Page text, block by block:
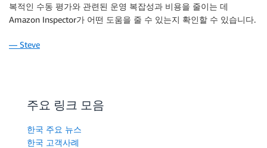
복적인 수동 평가와 관련된 운영 복잡성과 비용을 줄이는 데
Amazon Inspector가 어떤 도움을 줄 수 있는지 확인할 수 있습니다.
— Steve
주요 링크 모음
한국 주요 뉴스
한국 고객사례